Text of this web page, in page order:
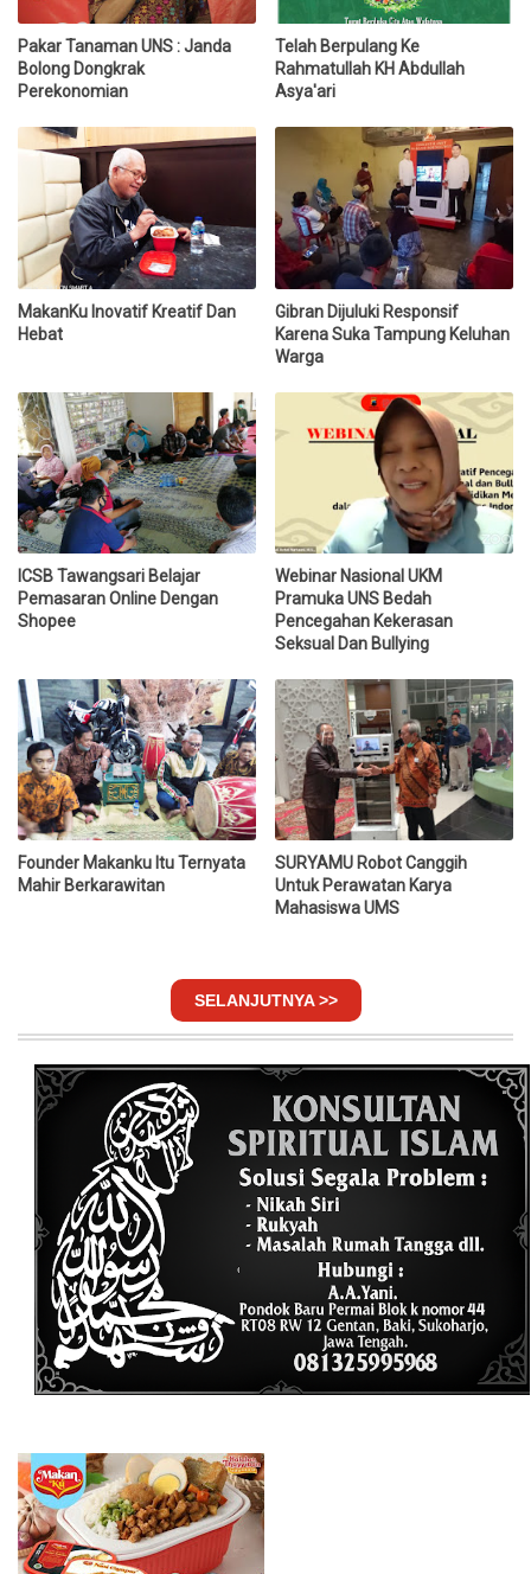
Pakar Tanaman UNS : Janda
Bolong Dongkrak
Perekonomian
Telah Berpulang Ke
Rahmatullah KH Abdullah
Asya'ari
MakanKu Inovatif Kreatif Dan
Hebat
Gibran Dijuluki Responsif
Karena Suka Tampung Keluhan
Warga
ICSB Tawangsari Belajar
Pemasaran Online Dengan
Shopee
Webinar Nasional UKM
Pramuka UNS Bedah
Pencegahan Kekerasan
Seksual Dan Bullying
Founder Makanku Itu Ternyata
Mahir Berkarawitan
SURYAMU Robot Canggih
Untuk Perawatan Karya
Mahasiswa UMS
SELANJUTNYA >>